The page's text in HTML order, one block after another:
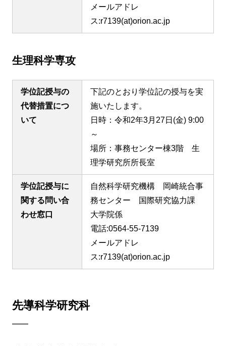
メールアドレ
ス:r7139(at)orion.ac.jp
生理科学専攻
学位記授与の
代替措置につ
いて
下記のとおり学位記の授与を実
施いたします。
日時：令和2年3月27日(金) 9:00
～
場所：事務センター棟3階 生
理学研究所所長室
学位記授与に
関する問い合
わせ窓口
自然科学研究機構 岡崎統合事
務センター 国際研究協力課
大学院係
電話:0564-55-7139
メールアドレ
ス:r7139(at)orion.ac.jp
先導科学研究科